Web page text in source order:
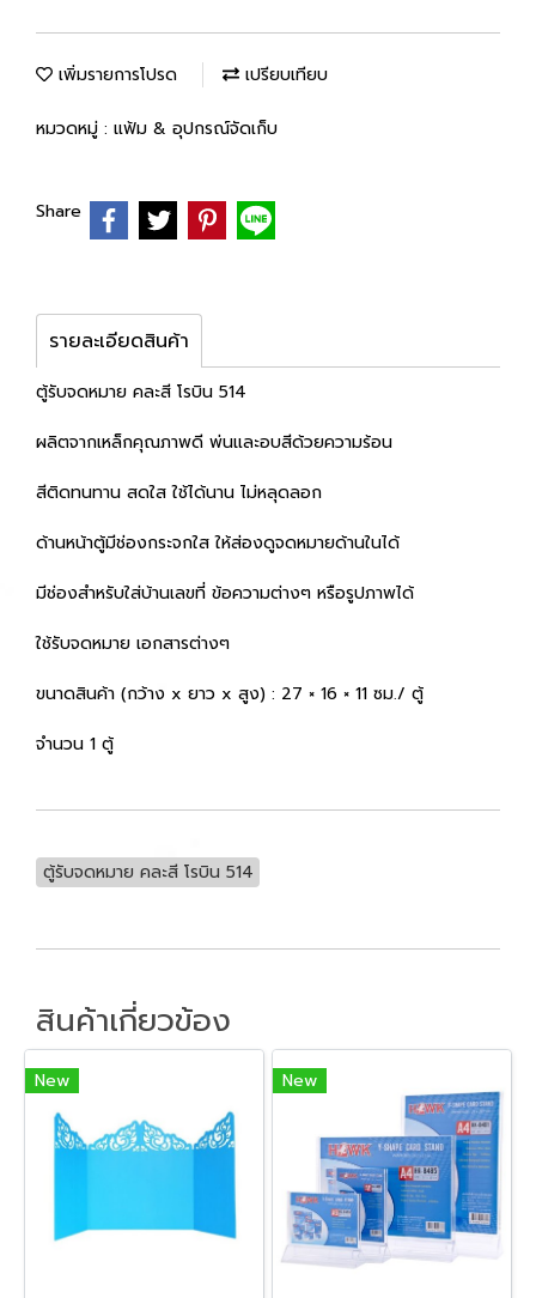
เพิ่มรายการโปรด เปรียบเทียบ
หมวดหมู่ : แฟ้ม & อุปกรณ์จัดเก็บ
Share
รายละเอียดสินค้า
ตู้รับจดหมาย คละสี โรบิน 514
ผลิตจากเหล็กคุณภาพดี พ่นและอบสีด้วยความร้อน
สีติดทนทาน สดใส ใช้ได้นาน ไม่หลุดลอก
ด้านหน้าตู้มีช่องกระจกใส ให้ส่องดูจดหมายด้านในได้
มีช่องสำหรับใส่บ้านเลขที่ ข้อความต่างๆ หรือรูปภาพได้
ใช้รับจดหมาย เอกสารต่างๆ
ขนาดสินค้า (กว้าง x ยาว x สูง) : 27 × 16 × 11 ซม./ ตู้
จำนวน 1 ตู้
ตู้รับจดหมาย คละสี โรบิน 514
สินค้าเกี่ยวข้อง
New New